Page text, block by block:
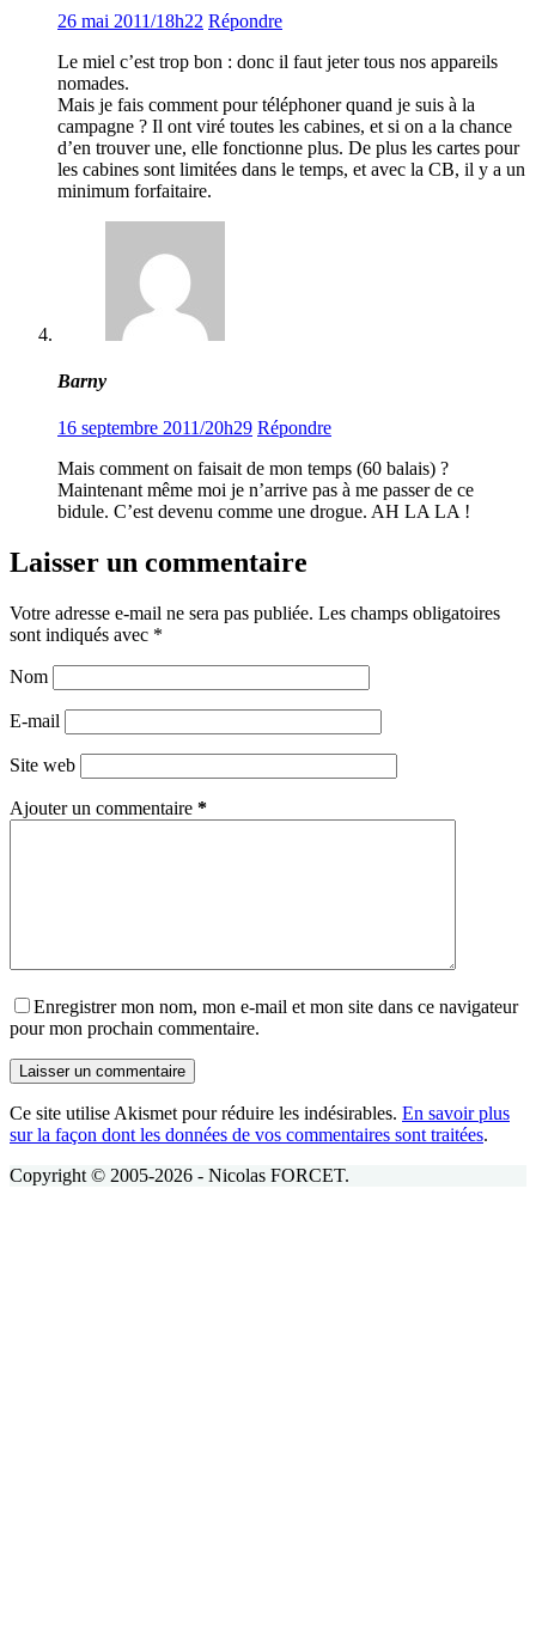
26 mai 2011/18h22 Répondre
Le miel c’est trop bon : donc il faut jeter tous nos appareils
nomades.
Mais je fais comment pour téléphoner quand je suis à la
campagne ? Il ont viré toutes les cabines, et si on a la chance
d’en trouver une, elle fonctionne plus. De plus les cartes pour
les cabines sont limitées dans le temps, et avec la CB, il y a un
minimum forfaitaire.
Barny
16 septembre 2011/20h29 Répondre
Mais comment on faisait de mon temps (60 balais) ?
Maintenant même moi je n’arrive pas à me passer de ce
bidule. C’est devenu comme une drogue. AH LA LA !
Laisser un commentaire
Votre adresse e-mail ne sera pas publiée. Les champs obligatoires
sont indiqués avec *
Nom
E-mail
Site web
Ajouter un commentaire *
Enregistrer mon nom, mon e-mail et mon site dans ce navigateur
pour mon prochain commentaire.
Laisser un commentaire
Ce site utilise Akismet pour réduire les indésirables. En savoir plus
sur la façon dont les données de vos commentaires sont traitées.
Copyright © 2005-2026 - Nicolas FORCET.